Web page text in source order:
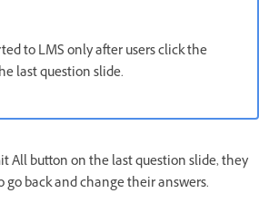
to LMS only after users click the
last question slide.
All button on the last question slide, they
go back and change their answers.